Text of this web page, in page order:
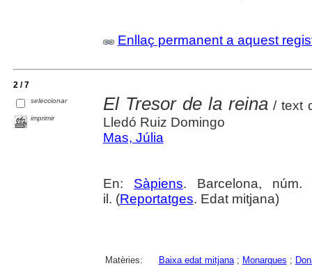
Enllaç permanent a aquest
2 / 7
seleccionar
imprimir
El Tresor de la reina/ text
Lledó Ruiz Domingo
Mas, Júlia
En: Sàpiens. Barcelona,
il. (Reportatges. Edat mitjana)
Matèries: Baixa edat mitjana; Monarques ;